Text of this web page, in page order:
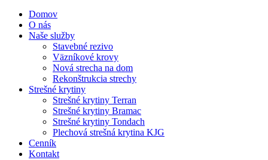
Domov
O nás
Naše služby
Stavebné rezivo
Väzníkové krovy
Nová strecha na dom
Rekonštrukcia strechy
Strešné krytiny
Strešné krytiny Terran
Strešné krytiny Bramac
Strešné krytiny Tondach
Plechová strešná krytina KJG
Cenník
Kontakt